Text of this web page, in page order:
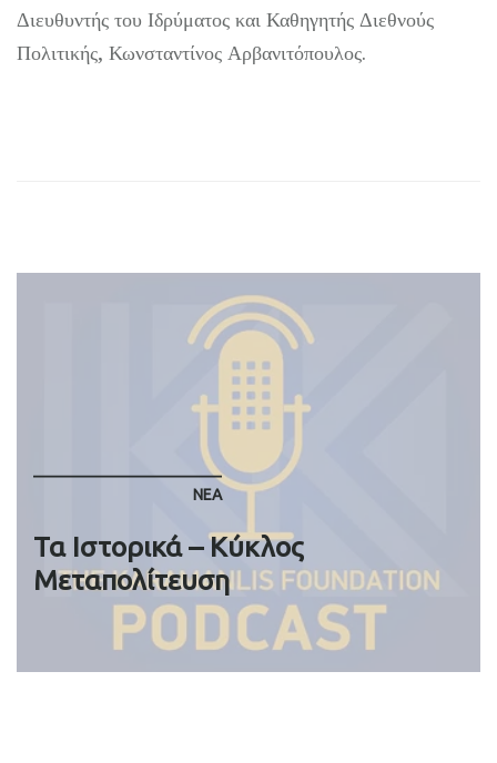
Διευθυντής του Ιδρύματος και Καθηγητής Διεθνούς
Πολιτικής, Κωνσταντίνος Αρβανιτόπουλος.
ΝΈΑ
Τα Ιστορικά – Κύκλος
Μεταπολίτευση